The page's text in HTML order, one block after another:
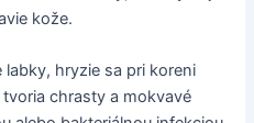
kože.
labky, hryzie sa pri koreni
chrasty a mokvavé